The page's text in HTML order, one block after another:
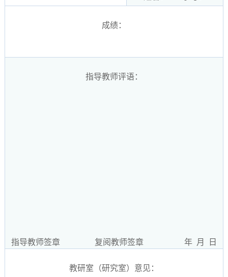
成绩：
指导教师评语：
指导教师签章 复阅教师签章 年 月 日
教研室（研究室）意见：